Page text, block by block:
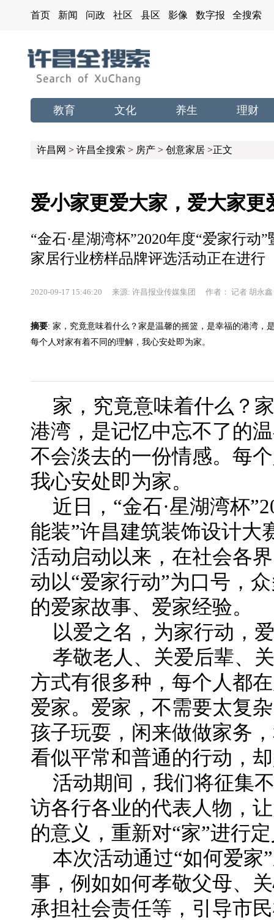
首页 新闻 问政 社区 县区 影像 数字报 全搜索
教育 文化 养生 理财
许昌网 > 许昌全搜索 > 房产 > 创意家居 >正文
爱小家更爱大家，爱大家更
“金石·星湖湾杯”2020年度“爱家行动
家居行业榜样品牌评选活动正在进行
2020-09-17 15:46:20 来源: 许昌报业传媒集团 作者： 记者 胡永鑫
摘要: 家，究竟意味着什么？家是温馨的摇篮，是幸福的港湾，
每个人对家有着不同的理解，我心安处即为家。
家，究竟意味着什么？
港湾，是记忆中忘不了的
不会淡去的一份情感。每
我心安处即为家。
近日，“金石·星湖湾杯
能装”许昌建筑装饰设计大
活动启动以来，在社会各
动以“爱家行动”为口号，
的爱家故事、爱家经验。
以爱之名，为家行动，
孝敬老人、关爱后辈、
方式有很多种，每个人都
爱家。爱家，不需要太复
孩子玩耍，闲来做做家务
看似平常和普通的行动，
活动期间，我们将征集
访各行各业的代表人物，
的意义，重新对“家”进行
本次活动通过“如何爱家
事，例如如何孝敬父母、
承担社会责任等，引导市